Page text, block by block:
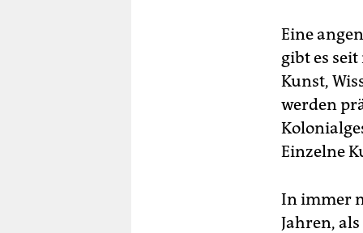
Eine
gibt es
Kunst,
werden
Einzelne
In immer
Jahren,